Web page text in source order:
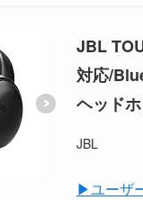
JBL
対応/
ヘッド
JBL
▶ユーザ